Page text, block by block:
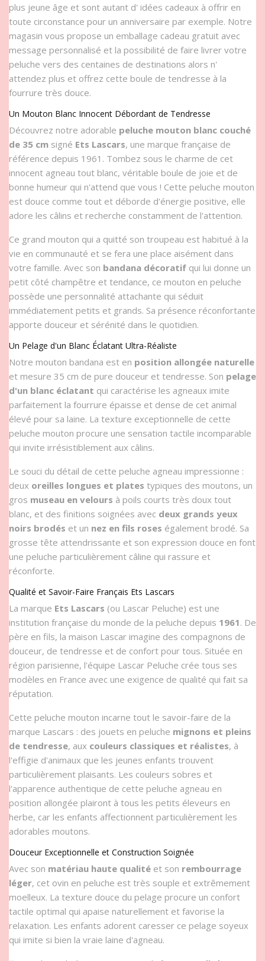
plus jeune âge et sont autant d' idées cadeaux à offrir en
toute circonstance pour un anniversaire par exemple. Notre
magasin vous propose un emballage cadeau gratuit avec
message personnalisé et la possibilité de faire livrer votre
peluche vers des centaines de destinations alors n'
attendez plus et offrez cette boule de tendresse à la
fourrure très douce.
Un Mouton Blanc Innocent Débordant de Tendresse
Découvrez notre adorable peluche mouton blanc couché
de 35 cm signé Ets Lascars, une marque française de
référence depuis 1961. Tombez sous le charme de cet
innocent agneau tout blanc, véritable boule de joie et de
bonne humeur qui n'attend que vous ! Cette peluche mouton
est douce comme tout et déborde d'énergie positive, elle
adore les câlins et recherche constamment de l'attention.
Ce grand mouton qui a quitté son troupeau est habitué à la
vie en communauté et se fera une place aisément dans
votre famille. Avec son bandana décoratif qui lui donne un
petit côté champêtre et tendance, ce mouton en peluche
possède une personnalité attachante qui séduit
immédiatement petits et grands. Sa présence réconfortante
apporte douceur et sérénité dans le quotidien.
Un Pelage d'un Blanc Éclatant Ultra-Réaliste
Notre mouton bandana est en position allongée naturelle
et mesure 35 cm de pure douceur et tendresse. Son pelage
d'un blanc éclatant qui caractérise les agneaux imite
parfaitement la fourrure épaisse et dense de cet animal
élevé pour sa laine. La texture exceptionnelle de cette
peluche mouton procure une sensation tactile incomparable
qui invite irrésistiblement aux câlins.
Le souci du détail de cette peluche agneau impressionne :
deux oreilles longues et plates typiques des moutons, un
gros museau en velours à poils courts très doux tout
blanc, et des finitions soignées avec deux grands yeux
noirs brodés et un nez en fils roses également brodé. Sa
grosse tête attendrissante et son expression douce en font
une peluche particulièrement câline qui rassure et
réconforte.
Qualité et Savoir-Faire Français Ets Lascars
La marque Ets Lascars (ou Lascar Peluche) est une
institution française du monde de la peluche depuis 1961. De
père en fils, la maison Lascar imagine des compagnons de
douceur, de tendresse et de confort pour tous. Située en
région parisienne, l'équipe Lascar Peluche crée tous ses
modèles en France avec une exigence de qualité qui fait sa
réputation.
Cette peluche mouton incarne tout le savoir-faire de la
marque Lascars : des jouets en peluche mignons et pleins
de tendresse, aux couleurs classiques et réalistes, à
l'effigie d'animaux que les jeunes enfants trouvent
particulièrement plaisants. Les couleurs sobres et
l'apparence authentique de cette peluche agneau en
position allongée plairont à tous les petits éleveurs en
herbe, car les enfants affectionnent particulièrement les
adorables moutons.
Douceur Exceptionnelle et Construction Soignée
Avec son matériau haute qualité et son rembourrage
léger, cet ovin en peluche est très souple et extrêmement
moelleux. La texture douce du pelage procure un confort
tactile optimal qui apaise naturellement et favorise la
relaxation. Les enfants adorent caresser ce pelage soyeux
qui imite si bien la vraie laine d'agneau.